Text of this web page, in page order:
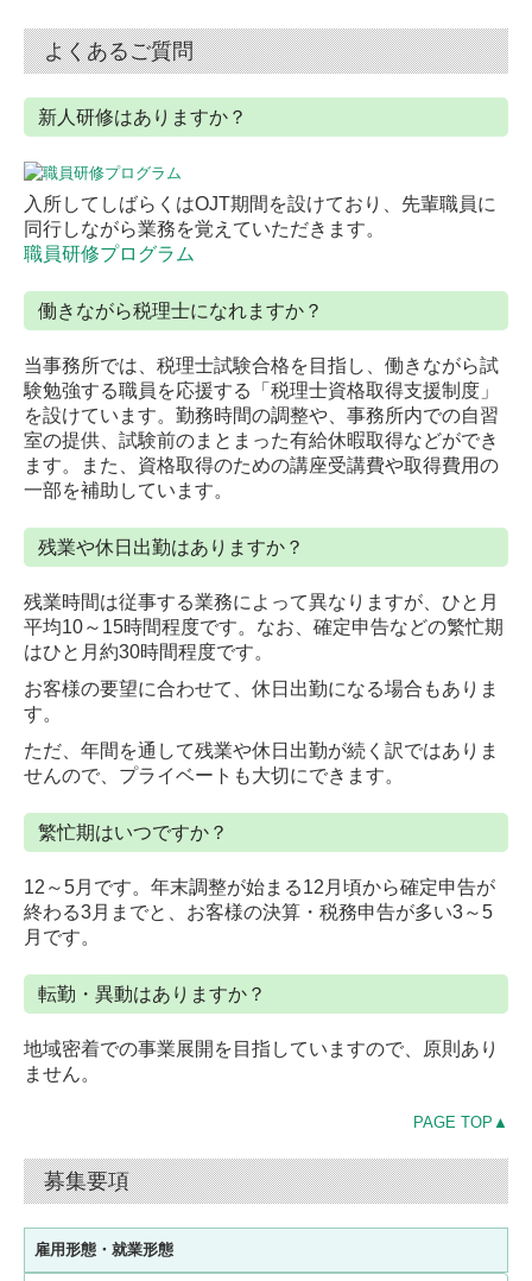
よくあるご質問
新人研修はありますか？
入所してしばらくはOJT期間を設けており、先輩職員に
同行しながら業務を覚えていただきます。
職員研修プログラム
働きながら税理士になれますか？
当事務所では、税理士試験合格を目指し、働きながら試
験勉強する職員を応援する「税理士資格取得支援制度」
を設けています。勤務時間の調整や、事務所内での自習
室の提供、試験前のまとまった有給休暇取得などができ
ます。また、資格取得のための講座受講費や取得費用の
一部を補助しています。
残業や休日出勤はありますか？
残業時間は従事する業務によって異なりますが、ひと月
平均10～15時間程度です。なお、確定申告などの繁忙期
はひと月約30時間程度です。
お客様の要望に合わせて、休日出勤になる場合もありま
す。
ただ、年間を通して残業や休日出勤が続く訳ではありま
せんので、プライベートも大切にできます。
繁忙期はいつですか？
12～5月です。年末調整が始まる12月頃から確定申告が
終わる3月までと、お客様の決算・税務申告が多い3～5
月です。
転勤・異動はありますか？
地域密着での事業展開を目指していますので、原則あり
ません。
PAGE TOP▲
募集要項
雇用形態・就業形態